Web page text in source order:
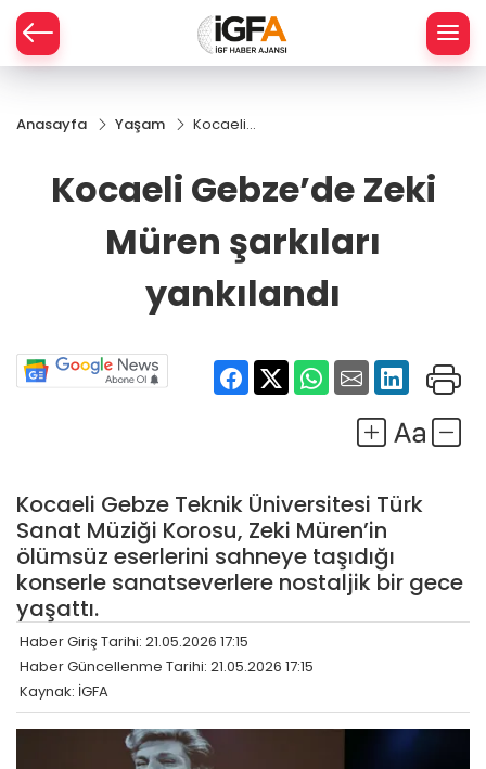
Anasayfa Yaşam
Kocaeli
Müren
yankılandı
Kocaeli Gebze’de Zeki
Müren şarkıları
yankılandı
Kocaeli Gebze Teknik Üniversitesi Türk
Sanat Müziği Korosu, Zeki Müren’in
ölümsüz eserlerini sahneye taşıdığı
konserle sanatseverlere nostaljik bir gece
yaşattı.
Haber Giriş Tarihi: 21.05.2026 17:15
Haber Güncellenme Tarihi: 21.05.2026 17:15
Kaynak: İGFA